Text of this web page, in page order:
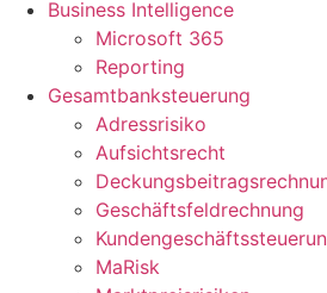
Business Intelligence
Microsoft 365
Reporting
Gesamtbanksteuerung
Adressrisiko
Aufsichtsrecht
Geschäftsfeldrechnung
MaRisk